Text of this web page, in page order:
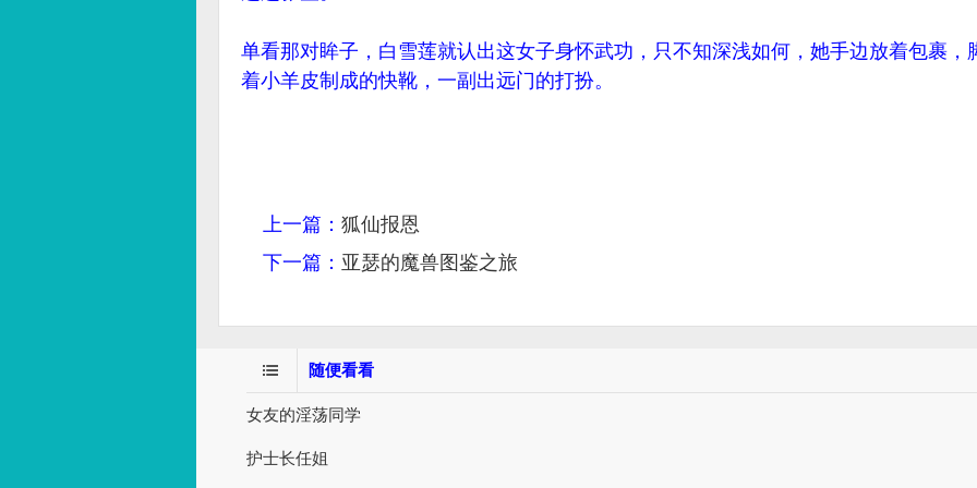
单看那对眸子，白雪莲就认出这女子身怀武功，只不知深浅如何，她手边放着包裹，
着小羊皮制成的快靴，一副出远门的打扮。
上一篇： 狐仙报恩
下一篇： 亚瑟的魔兽图鉴之旅
随便看看
女友的淫荡同学
护士长任姐